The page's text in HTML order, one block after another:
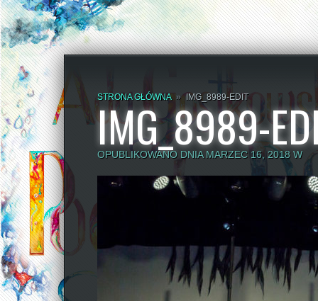
STRONA GŁÓWNA » IMG_8989-EDIT
IMG_8989-
OPUBLIKOWANO DNIA MARZEC 16, 2018 W